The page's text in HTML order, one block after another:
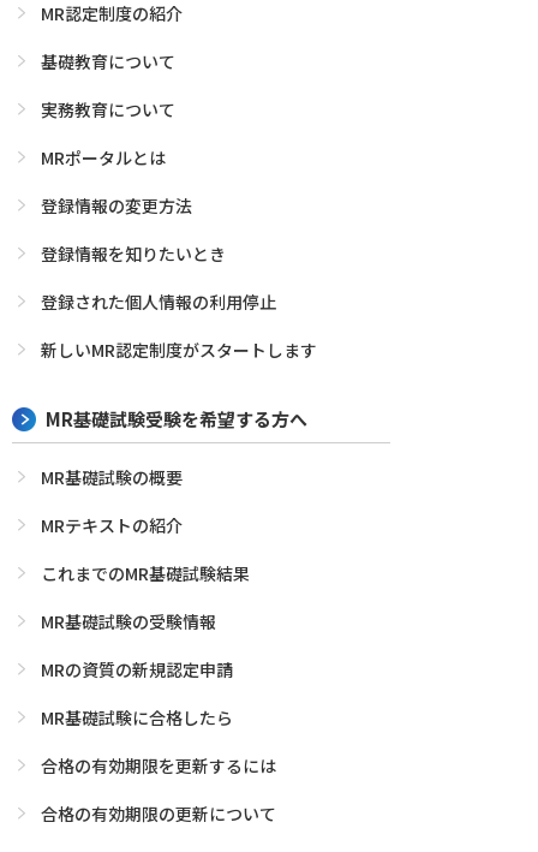
MR認定制度の紹介
基礎教育について
実務教育について
MRポータルとは
登録情報の変更方法
登録情報を知りたいとき
登録された個人情報の利用停止
新しいMR認定制度がスタートします
MR基礎試験受験を希望する方へ
MR基礎試験の概要
MRテキストの紹介
これまでのMR基礎試験結果
MR基礎試験の受験情報
MRの資質の新規認定申請
MR基礎試験に合格したら
合格の有効期限を更新するには
合格の有効期限の更新について